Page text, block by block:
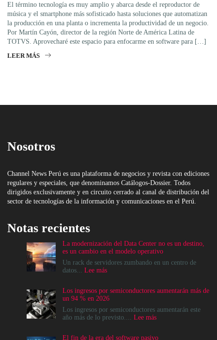
El término tecnología es muy amplio y abarca desde el reproductor de
música y el smartphone más sofisticado hasta soluciones que automatizan
la producción en una planta o incrementa la productividad de un negocio.
Por Martín Cayón, director de la región Norte de América Latina de
TOTVS. Aprovecharé este espacio para enfocarme en software para […]
LEER MÁS
Nosotros
Channel News Perú es una plataforma de negocios y revista con ediciones
regulares y especiales, que denominamos Catálogos-Dossier. Todos
dirigidos exclusivamente y en circuito cerrado al canal de distribución del
sector de tecnologías de la información y comunicaciones en el Perú.
Notas recientes
La modernización del Data Center no es un destino,
es un cambio en el modelo operativo
Un rack de servidores zumbando en un centro de
datos... Lee más:
del
Data
Center
no
Los ingresos por semiconductores aumentarán más de
un 94 % en 2026
Los ingresos por semiconductores aumentarán este
año más de lo previsto.... Lee más:
El fin de la era del software pasivo